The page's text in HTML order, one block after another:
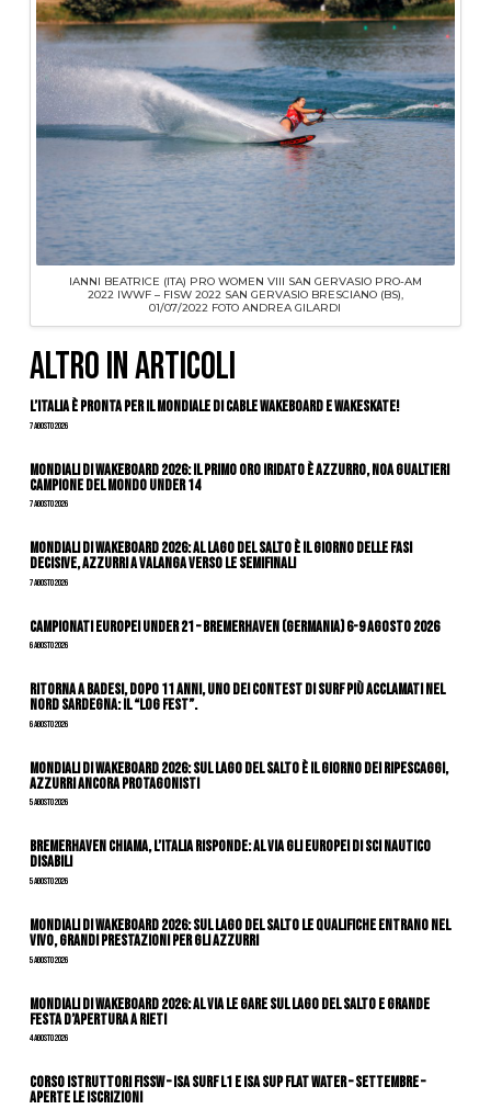
IANNI BEATRICE (ITA) PRO WOMEN VIII SAN GERVASIO PRO-AM
2022 IWWF – FISW 2022 SAN GERVASIO BRESCIANO (BS),
01/07/2022 FOTO ANDREA GILARDI
ALTRO IN ARTICOLI
L’Italia è pronta per il Mondiale di Cable Wakeboard e Wakeskate!
7 Agosto 2026
Mondiali di Wakeboard 2026: il primo oro iridato è azzurro, Noa Gualtieri
campione del mondo Under 14
7 Agosto 2026
Mondiali di Wakeboard 2026: al Lago del Salto è il giorno delle fasi
decisive, azzurri a valanga verso le semifinali
7 Agosto 2026
Campionati Europei Under 21 – Bremerhaven (Germania) 6-9 agosto 2026
6 Agosto 2026
Ritorna a Badesi, dopo 11 anni, uno dei contest di surf più acclamati nel
nord Sardegna: il “Log Fest”.
6 Agosto 2026
Mondiali di Wakeboard 2026: sul Lago del Salto è il giorno dei ripescaggi,
azzurri ancora protagonisti
5 Agosto 2026
Bremerhaven chiama, l’Italia risponde: al via gli Europei di Sci Nautico
Disabili
5 Agosto 2026
Mondiali di Wakeboard 2026: sul Lago del Salto le qualifiche entrano nel
vivo, grandi prestazioni per gli azzurri
5 Agosto 2026
Mondiali di Wakeboard 2026: al via le gare sul Lago del Salto e grande
festa d’apertura a Rieti
4 Agosto 2026
CORSO ISTRUTTORI FISSW – ISA SURF L1 e ISA SUP Flat Water – SETTEMBRE –
APERTE LE ISCRIZIONI